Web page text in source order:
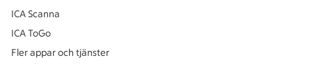
ICA Scanna
ICA ToGo
Fler appar och tjänster